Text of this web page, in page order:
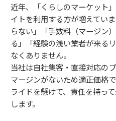
近年、「くらしのマーケット
イトを利用する方が増えてい
らない」「手数料（マージン
る」「経験の浅い業者が来る
なくありません。
当社は自社集客・直接対応の
マージンがないため適正価格
ライドを懸けて、責任を持っ
します。